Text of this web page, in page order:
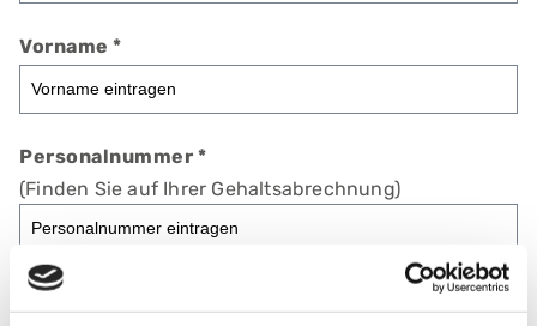
Vorname *
Personalnummer *
(Finden Sie auf Ihrer Gehaltsabrechnung)
Ich bin mit dem heutigen Tage wieder gesund*